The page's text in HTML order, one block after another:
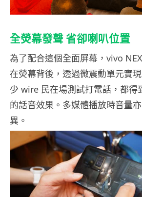
全熒幕發聲 省卻喇叭位置
為了配合這個全面屏幕，vivo
在熒幕背後，透過微震動單元實
少 wire 民在場測試打電話，都得
的話音效果。多媒體播放時音量
異。